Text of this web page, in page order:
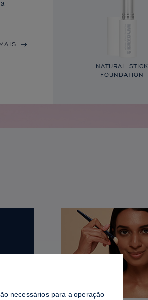
NATURAL STICK
FOUNDATION
necessários para a operação